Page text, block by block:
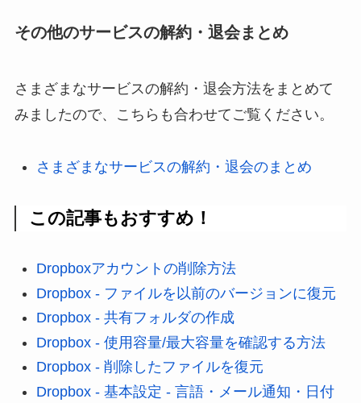
その他のサービスの解約・退会まとめ
さまざまなサービスの解約・退会方法をまとめて
みましたので、こちらも合わせてご覧ください。
さまざまなサービスの解約・退会のまとめ
この記事もおすすめ！
Dropboxアカウントの削除方法
Dropbox - ファイルを以前のバージョンに復元
Dropbox - 共有フォルダの作成
Dropbox - 使用容量/最大容量を確認する方法
Dropbox - 削除したファイルを復元
Dropbox - 基本設定 - 言語・メール通知・日付